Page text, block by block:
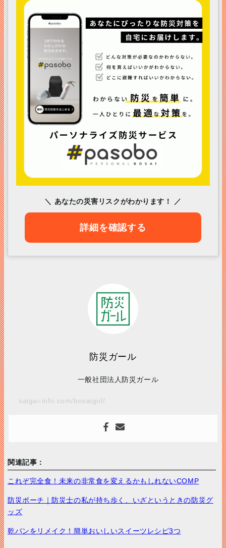
＼ あなたの災害リスクがわかります！ ／
詳細を確認する
防災ガール
一般社団法人防災ガール
saigai-info.com/bosaigirl/
関連記事：
これぞ完全食！未来の非常食を変えるかもしれないCOMP
防災ポーチ｜防災士の私が持ち歩く、いざというときの防災グ
ッズ
乾パンをリメイク！簡単おいしいスイーツレシピ3つ